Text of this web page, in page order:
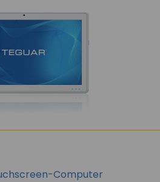
Computer